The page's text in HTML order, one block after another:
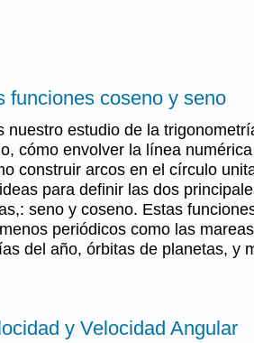
funciones coseno y seno
nuestro estudio de la
cómo envolver la línea
construir arcos en el círculo
para definir las dos
seno y coseno. Estas
periódicos como las
del año, órbitas de planetas, y
y Velocidad Angular